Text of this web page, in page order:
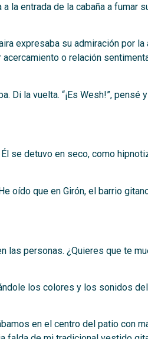
la entrada de la cabaña a fumar
expresaba su admiración por
o relación
Di la vuelta. “¡Es Wesh!”, pensé
se detuvo en seco, como
oído que en Girón, el barrio
las personas. ¿Quieres que te
los colores y los sonidos
en el centro del patio con